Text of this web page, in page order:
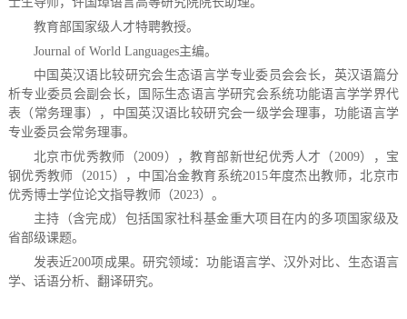
教育部国家级人才特聘教授。
Journal of World Languages主编。
中国英汉语比较研究会生态语言学专业委员会会长，英汉语篇分
析专业委员会副会长，国际生态语言学研究会系统功能语言学学界代
表（常务理事），中国英汉语比较研究会一级学会理事，功能语言学
专业委员会常务理事。
北京市优秀教师（2009），教育部新世纪优秀人才（ 2009），宝
钢优秀教师（2015），中国冶金教育系统2015年度杰出教师，北京市
优秀博士学位论文指导教师（2023）。
主持（含完成）包括国家社科基金重大项目在内的多项国家级及
省部级课题。
发表近200项成果。研究领域：功能语言学、汉外对比、生态语言
学、话语分析、翻译研究。